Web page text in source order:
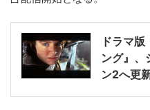
ドラマ
ング』、
ン2へ更